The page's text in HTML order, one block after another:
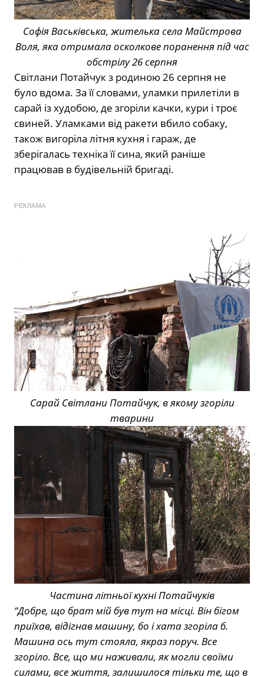
Софія Васьківська, жителька села Майстрова
Воля, яка отримала осколкове поранення під час
обстрілу 26 серпня
Світлани Потайчук з родиною 26 серпня не
було вдома. За її словами, уламки прилетіли в
сарай із худобою, де згоріли качки, кури і троє
свиней. Уламками від ракети вбило собаку,
також вигоріла літня кухня і гараж, де
зберігалась техніка її сина, який раніше
працював в будівельній бригаді.
РЕКЛАМА
Сарай Світлани Потайчук, в якому згоріли
тварини
Частина літньої кухні Потайчуків
“Добре, що брат мій був тут на місці. Він бігом
приїхав, відігнав машину, бо і хата згоріла б.
Машина ось тут стояла, якраз поруч. Все
згоріло. Все, що ми наживали, як могли своїми
силами, все життя, залишилося тільки те, що в